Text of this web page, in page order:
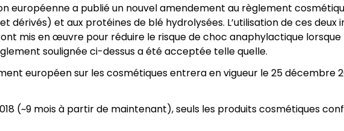
européenne a publié un nouvel amendement au règlement
dérivés) et aux protéines de blé hydrolysées. L’utilisation de ces
mis en œuvre pour réduire le risque de choc anaphylactique
soulignée ci-dessus a été acceptée telle quelle.
européen sur les cosmétiques entrera en vigueur le 25 décembre
(~9 mois à partir de maintenant), seuls les produits cosmétiques